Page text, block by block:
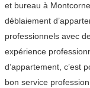
et bureau à
déblaiement
professionnels avec
expérience
d’appartement, c’est
bon service